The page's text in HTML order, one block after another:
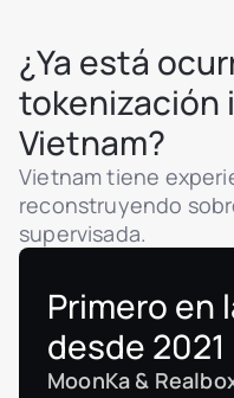
¿Ya está
tokenización
Vietnam?
Vietnam tiene
reconstruyendo
supervisada.
Primero en
desde 2021
MoonKa &